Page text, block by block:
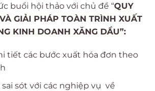
buổi hội thảo với chủ đề “QUY
GIẢI PHÁP TOÀN TRÌNH XUẤT
KINH DOANH XĂNG DẦU”:
tiết các bước xuất hóa đơn theo
sai sót với các nghiệp vụ về